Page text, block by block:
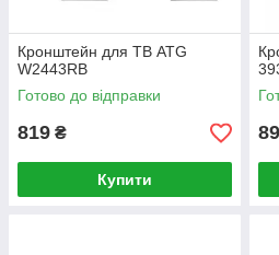
Кронштейн для ТВ ATG
W2443RB
Готово до відправки
819 ₴
Купити